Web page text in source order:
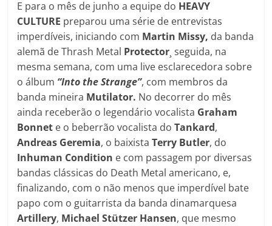
E para o mês de junho a equipe do HEAVY
CULTURE preparou uma série de entrevistas
imperdíveis, iniciando com Martin Missy, da banda
alemã de Thrash Metal Protector ¸ seguida, na
mesma semana, com uma live esclarecedora sobre
o álbum “Into the Strange”, com membros da
banda mineira Mutilator. No decorrer do mês
ainda receberão o legendário vocalista Graham
Bonnet e o beberrão vocalista doTankard,
Andreas Geremia, o baixistaTerry Butler, do
Inhuman Condition e com passagem por diversas
bandas clássicas do Death Metal americano, e,
finalizando, com o não menos que imperdível bate
papo com o guitarrista da banda dinamarquesa
Artillery, Michael Stützer Hansen, que mesmo